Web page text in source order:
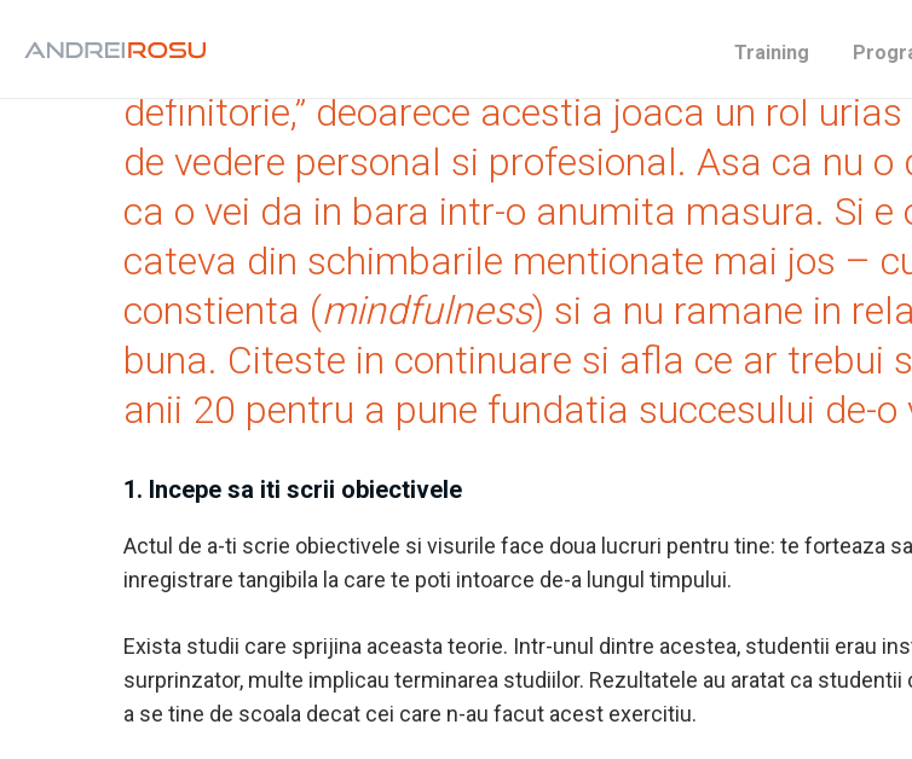
Training
Anii tai intre 20 si „20 si ceva” sunt, cel putin
definitorie,” deoarece acestia joaca un rol
de vedere personal si profesional. Asa ca nu
ca o vei da in bara intr-o anumita masura. Si
cateva din schimbarile mentionate mai jos –
constienta (mindfulness) si a nu ramane in
buna. Citeste in continuare si afla ce ar trebui
anii 20 pentru a pune fundatia succesului de-o
1. Incepe sa iti scrii obiectivele
Actul de a-ti scrie obiectivele si visurile face doua lucruri pentru tine: te forteaza
inregistrare tangibila la care te poti intoarce de-a lungul timpului.
Exista studii care sprijina aceasta teorie. Intr-unul dintre acestea, studentii erau
surprinzator, multe implicau terminarea studiilor. Rezultatele au aratat ca
a se tine de scoala decat cei care n-au facut acest exercitiu.